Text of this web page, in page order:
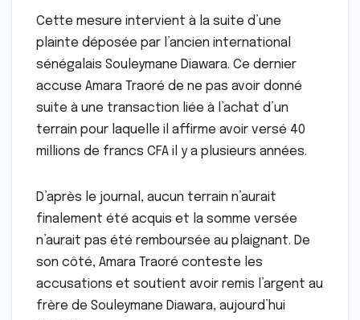
Cette mesure intervient à la suite d’une
plainte déposée par l’ancien international
sénégalais Souleymane Diawara. Ce dernier
accuse Amara Traoré de ne pas avoir donné
suite à une transaction liée à l’achat d’un
terrain pour laquelle il affirme avoir versé 40
millions de francs CFA il y a plusieurs années.
D’après le journal, aucun terrain n’aurait
finalement été acquis et la somme versée
n’aurait pas été remboursée au plaignant. De
son côté, Amara Traoré conteste les
accusations et soutient avoir remis l’argent au
frère de Souleymane Diawara, aujourd’hui